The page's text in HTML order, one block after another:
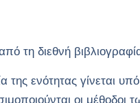
τη διεθνή
της ενότητας γίνεται
οι